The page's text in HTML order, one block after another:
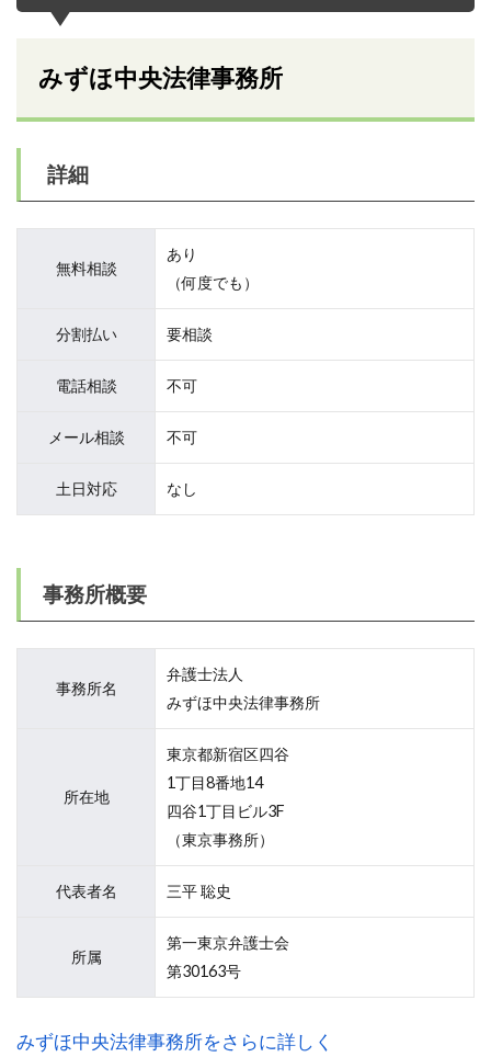
みずほ中央法律事務所
詳細
無料相談
あり
（何度でも）
分割払い 要相談
電話相談 不可
メール相談 不可
土日対応 なし
事務所概要
事務所名
弁護士法人
みずほ中央法律事務所
所在地
東京都新宿区四谷
1丁目8番地14
四谷1丁目ビル3F
（東京事務所）
代表者名 三平 聡史
所属
第一東京弁護士会
第30163号
みずほ中央法律事務所をさらに詳しく